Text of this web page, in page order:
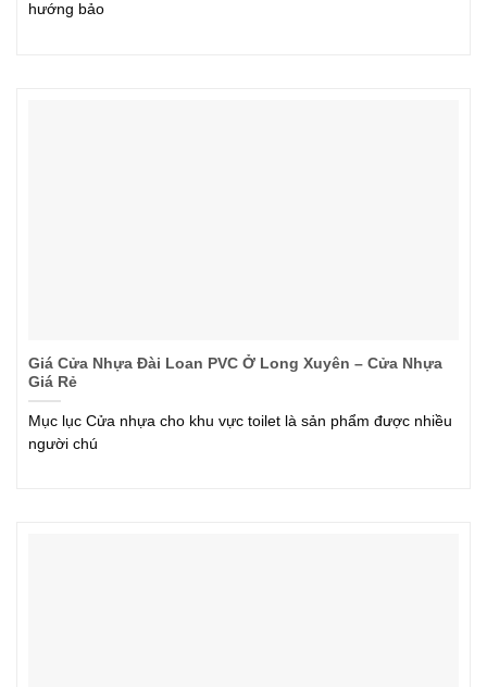
hướng bảo
Giá Cửa Nhựa Đài Loan PVC Ở Long Xuyên – Cửa Nhựa
Giá Rẻ
Mục lục Cửa nhựa cho khu vực toilet là sản phẩm được nhiều
người chú